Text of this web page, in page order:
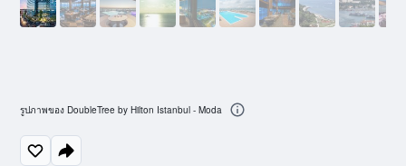
รูปภาพของ DoubleTree by Hilton Istanbul - Moda